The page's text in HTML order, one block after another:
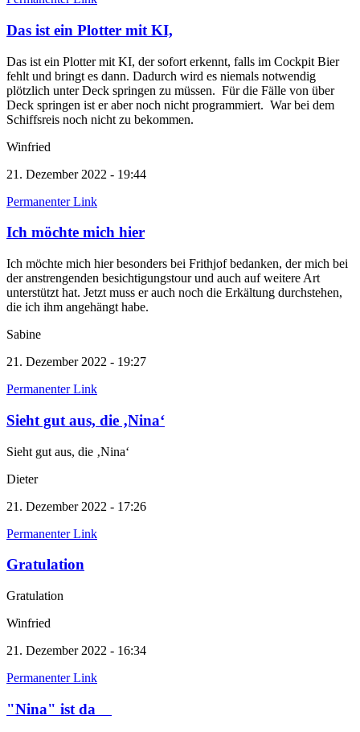
Das ist ein Plotter mit KI,
Das ist ein Plotter mit KI, der sofort erkennt, falls im Cockpit Bier
fehlt und bringt es dann. Dadurch wird es niemals notwendig
plötzlich unter Deck springen zu müssen. Für die Fälle von über
Deck springen ist er aber noch nicht programmiert. War bei dem
Schiffsreis noch nicht zu bekommen.
Winfried
21. Dezember 2022 - 19:44
Permanenter Link
Ich möchte mich hier
Ich möchte mich hier besonders bei Frithjof bedanken, der mich bei
der anstrengenden besichtigungstour und auch auf weitere Art
unterstützt hat. Jetzt muss er auch noch die Erkältung durchstehen,
die ich ihm angehängt habe.
Sabine
21. Dezember 2022 - 19:27
Permanenter Link
Sieht gut aus, die ‚Nina‘
Sieht gut aus, die ‚Nina‘
Dieter
21. Dezember 2022 - 17:26
Permanenter Link
Gratulation
Gratulation
Winfried
21. Dezember 2022 - 16:34
Permanenter Link
"Nina" ist da